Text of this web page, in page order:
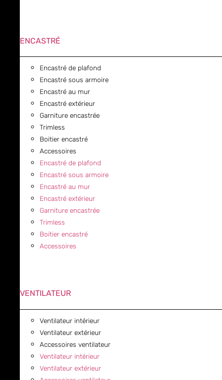
ENCASTRÉ
Encastré de plafond
Encastré sous armoire
Encastré au mur
Encastré extérieur
Garniture encastrée
Trimless
Boitier encastré
Accessoires
Encastré de plafond
Encastré sous armoire
Encastré au mur
Encastré extérieur
Garniture encastrée
Trimless
Boitier encastré
Accessoires
VENTILATEUR
Ventilateur intérieur
Ventilateur extérieur
Accessoires ventilateur
Ventilateur intérieur
Ventilateur extérieur